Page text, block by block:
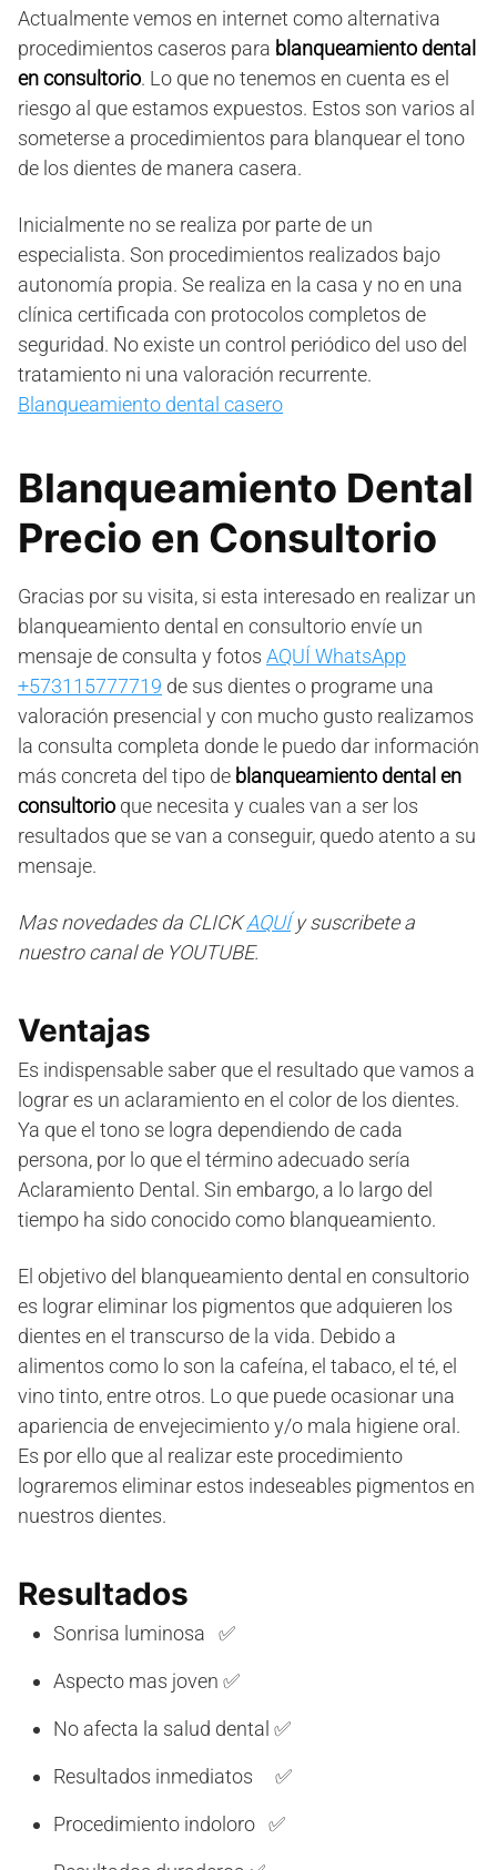
Actualmente vemos en internet como alternativa
procedimientos caseros para blanqueamiento dental
en consultorio. Lo que no tenemos en cuenta es el
riesgo al que estamos expuestos. Estos son varios al
someterse a procedimientos para blanquear el tono
de los dientes de manera casera.
Inicialmente no se realiza por parte de un
especialista. Son procedimientos realizados bajo
autonomía propia. Se realiza en la casa y no en una
clínica certificada con protocolos completos de
seguridad. No existe un control periódico del uso del
tratamiento ni una valoración recurrente.
Blanqueamiento dental casero
Blanqueamiento Dental
Precio en Consultorio
Gracias por su visita, si esta interesado en realizar un
blanqueamiento dental en consultorio envíe un
mensaje de consulta y fotos AQUÍ WhatsApp
+573115777719 de sus dientes o programe una
valoración presencial y con mucho gusto realizamos
la consulta completa donde le puedo dar información
más concreta del tipo de blanqueamiento dental en
consultorio que necesita y cuales van a ser los
resultados que se van a conseguir, quedo atento a su
mensaje.
Mas novedades da CLICKAQUÍy suscribete a
nuestro canal de YOUTUBE.
Ventajas
Es indispensable saber que el resultado que vamos a
lograr es un aclaramiento en el color de los dientes.
Ya que el tono se logra dependiendo de cada
persona, por lo que el término adecuado sería
Aclaramiento Dental. Sin embargo, a lo largo del
tiempo ha sido conocido como blanqueamiento.
El objetivo del blanqueamiento dental en consultorio
es lograr eliminar los pigmentos que adquieren los
dientes en el transcurso de la vida. Debido a
alimentos como lo son la cafeína, el tabaco, el té, el
vino tinto, entre otros. Lo que puede ocasionar una
apariencia de envejecimiento y/o mala higiene oral.
Es por ello que al realizar este procedimiento
lograremos eliminar estos indeseables pigmentos en
nuestros dientes.
Resultados
Sonrisa luminosa ✅
Aspecto mas joven ✅
No afecta la salud dental ✅
Resultados inmediatos ✅
Procedimiento indoloro ✅